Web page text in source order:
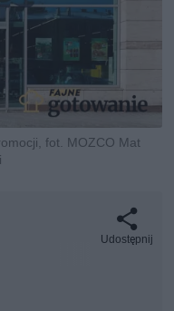
fot. MOZCO Mat
Udostępnij